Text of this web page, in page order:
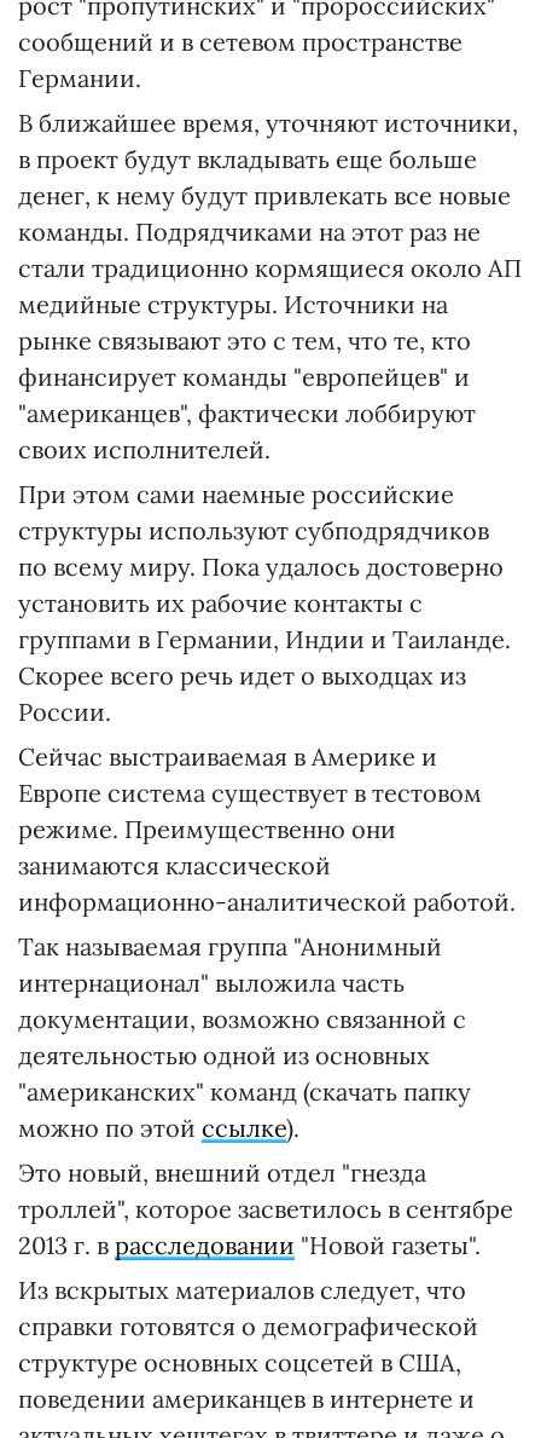
сообщений и в сетевом пространстве
Германии.
В ближайшее время, уточняют источники,
в проект будут вкладывать еще больше
денег, к нему будут привлекать все новые
команды. Подрядчиками на этот раз не
стали традиционно кормящиеся около АП
медийные структуры. Источники на
рынке связывают это с тем, что те, кто
финансирует команды "европейцев" и
"американцев", фактически лоббируют
своих исполнителей.
При этом сами наемные российские
структуры используют субподрядчиков
по всему миру. Пока удалось достоверно
установить их рабочие контакты с
группами в Германии, Индии и Таиланде.
Скорее всего речь идет о выходцах из
России.
Сейчас выстраиваемая в Америке и
Европе система существует в тестовом
режиме. Преимущественно они
занимаются классической
информационно-аналитической работой.
Так называемая группа "Анонимный
интернационал" выложила часть
документации, возможно связанной с
деятельностью одной из основных
"американских" команд (скачать папку
можно по этой ссылке).
Это новый, внешний отдел "гнезда
троллей", которое засветилось в сентябре
2013 г. в расследовании "Новой газеты".
Из вскрытых материалов следует, что
справки готовятся о демографической
структуре основных соцсетей в США,
поведении американцев в интернете и